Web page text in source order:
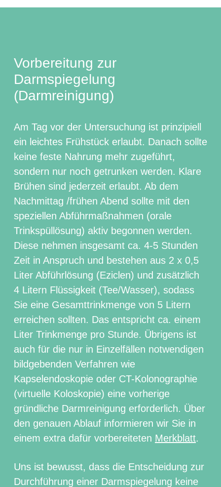
Vorbereitung zur
Darmspiegelung
(Darmreinigung)
Am Tag vor der Untersuchung ist prinzipiell
ein leichtes Frühstück erlaubt. Danach sollte
keine feste Nahrung mehr zugeführt,
sondern nur noch getrunken werden. Klare
Brühen sind jederzeit erlaubt. Ab dem
Nachmittag /frühen Abend sollte mit den
speziellen Abführmaßnahmen (orale
Trinkspüllösung) aktiv begonnen werden.
Diese nehmen insgesamt ca. 4-5 Stunden
Zeit in Anspruch und bestehen aus 2 x 0,5
Liter Abführlösung (Eziclen) und zusätzlich
4 Litern Flüssigkeit (Tee/Wasser), sodass
Sie eine Gesamttrinkmenge von 5 Litern
erreichen sollten. Das entspricht ca. einem
Liter Trinkmenge pro Stunde. Übrigens ist
auch für die nur in Einzelfällen notwendigen
bildgebenden Verfahren wie
Kapselendoskopie oder CT-Kolonographie
(virtuelle Koloskopie) eine vorherige
gründliche Darmreinigung erforderlich. Über
den genauen Ablauf informieren wir Sie in
einem extra dafür vorbereiteten Merkblatt.
Uns ist bewusst, dass die Entscheidung zur
Durchführung einer Darmspiegelung keine